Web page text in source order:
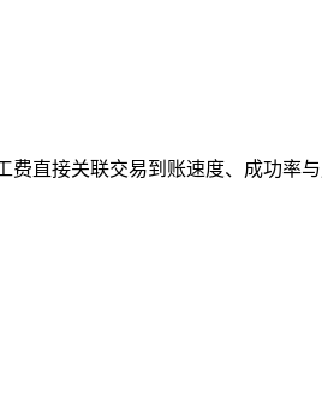
费直接关联交易到账速度、成功率